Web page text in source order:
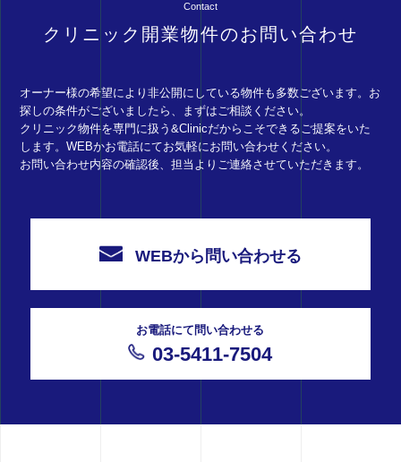
Contact
クリニック開業物件のお問い合わせ
オーナー様の希望により非公開にしている物件も多数ございます。お
探しの条件がございましたら、まずはご相談ください。
クリニック物件を専門に扱う&Clinicだからこそできるご提案をいた
します。WEBかお電話にてお気軽にお問い合わせください。
お問い合わせ内容の確認後、担当よりご連絡させていただきます。
WEBから問い合わせる
お電話にて問い合わせる
03-5411-7504